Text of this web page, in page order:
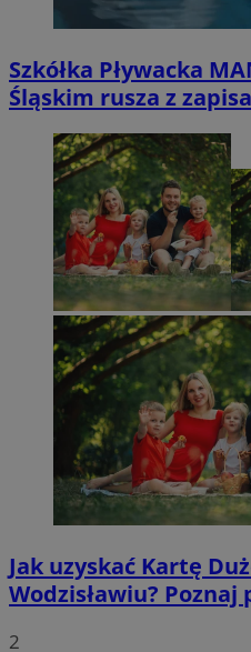
Szkółka Pływacka
Śląskim rusza z
Jak uzyskać Kartę
Wodzisławiu?
2